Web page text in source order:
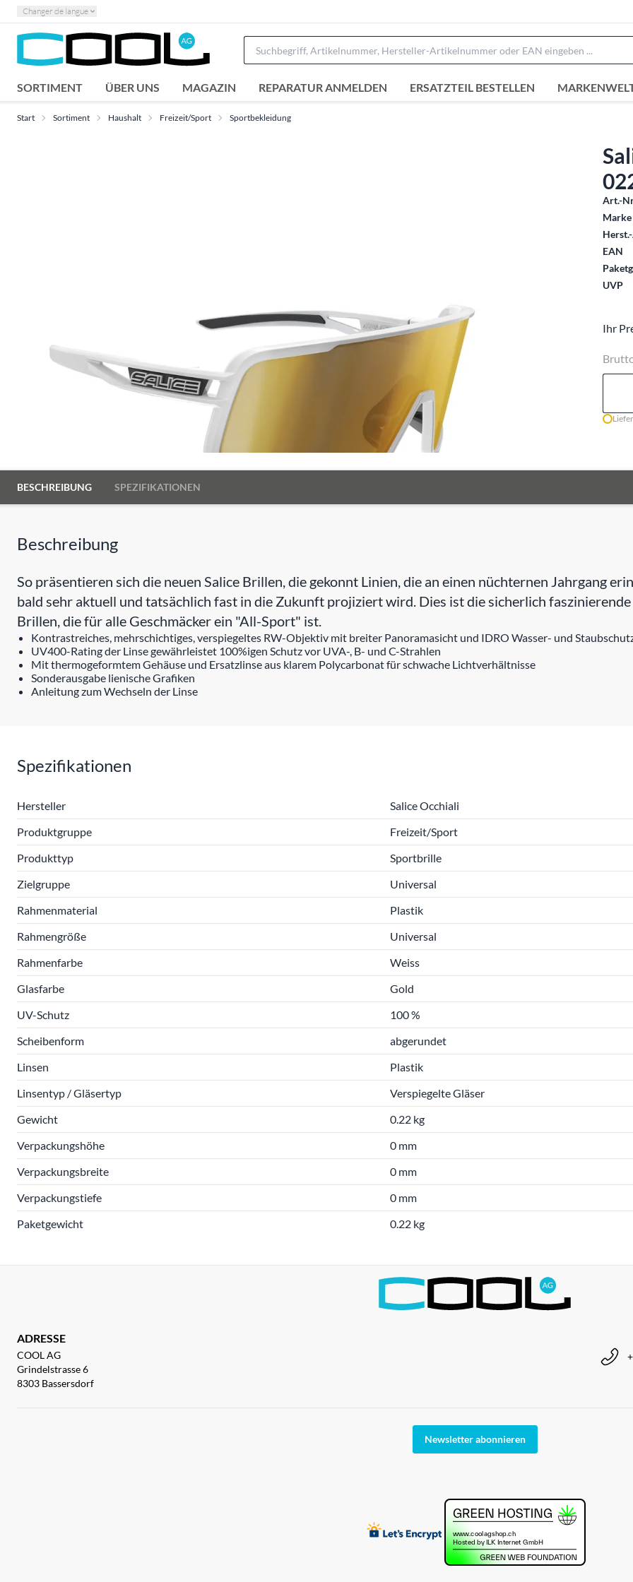
Changer de langue
SORTIMENT ÜBER UNS MAGAZIN REPARATUR ANMELDEN ERSATZTEIL BESTELLEN
Start Sortiment Haushalt Freizeit/Sport Sportbekleidung
Art.-
EAN
UVP
Ihr
BESCHREIBUNG SPEZIFIKATIONEN
Beschreibung
So präsentieren sich die neuen Salice Brillen, die gekonnt Linien, die an einen nüchternen Jahrgang
bald sehr aktuell und tatsächlich fast in die Zukunft projiziert wird. Dies ist die sicherlich
Brillen, die für alle Geschmäcker ein "All-Sport" ist.
Kontrastreiches, mehrschichtiges, verspiegeltes RW-Objektiv mit breiter Panoramasicht und IDRO Wasser- und
UV400-Rating der Linse gewährleistet 100%igen Schutz vor UVA-, B- und C-Strahlen
Mit thermogeformtem Gehäuse und Ersatzlinse aus klarem Polycarbonat für schwache Lichtverhältnisse
Sonderausgabe lienische Grafiken
Anleitung zum Wechseln der Linse
Spezifikationen
Hersteller
Salice Occhiali
Produktgruppe
Freizeit/Sport
Produkttyp
Sportbrille
Zielgruppe
Universal
Rahmenmaterial
Plastik
Rahmengröße
Universal
Rahmenfarbe
Weiss
Glasfarbe
Gold
UV-Schutz
100 %
Scheibenform
abgerundet
Linsen
Plastik
Linsentyp / Gläsertyp
Verspiegelte Gläser
Gewicht
0.22 kg
Verpackungshöhe
0 mm
Verpackungsbreite
0 mm
Verpackungstiefe
0 mm
Paketgewicht
0.22 kg
ADRESSE
COOL AG
Grindelstrasse 6
8303 Bassersdorf
Newsletter abonnieren